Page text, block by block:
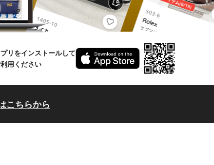
リをインストールして
用ください
こちらから